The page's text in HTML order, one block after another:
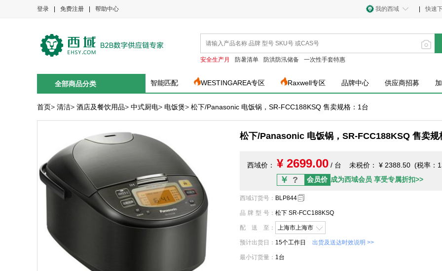
登录 免费注册 帮助中心 快速
我的西域
安全生产月 防暑清单 防洪防汛储备 一次性手套特惠
全部商品分类 智能匹配 WESTINGAREA专区 Raxwell专区 品牌中心 供应商招募
首页> 清洁> 酒店及餐饮用品> 中式厨电> 电饭煲> 松下/Panasonic 电饭锅，SR-FCC188KSQ 售卖规格：1台
松下/Panasonic 电饭锅，SR-FCC188KSQ 售卖规
西域价： ¥ 2699.00 / 台 未税价： ¥ 2388.50 (税率：
￥ ? 会员价 成为西域会员 享受专属折扣>>
西域订货号 ： BLP844
品牌型号 ： 松下 SR-FCC188KSQ
配送至 ： 上海市上海市
预计出货日 ： 15个工作日 出货及送达时效说明 >>
最小订货量 ： 1台